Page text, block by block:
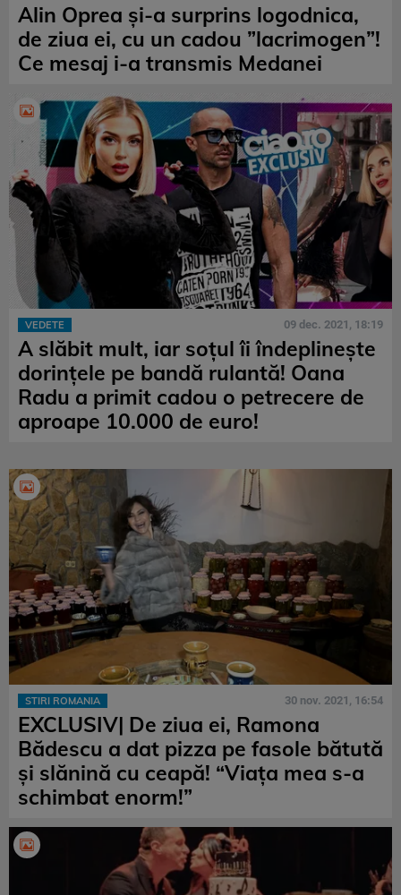
Alin Oprea și-a surprins logodnica,
de ziua ei, cu un cadou ”lacrimogen”!
Ce mesaj i-a transmis Medanei
VEDETE 09 dec. 2021, 18:19
A slăbit mult, iar soțul îi îndeplinește
dorințele pe bandă rulantă! Oana
Radu a primit cadou o petrecere de
aproape 10.000 de euro!
STIRI ROMANIA 30 nov. 2021, 16:54
EXCLUSIV| De ziua ei, Ramona
Bădescu a dat pizza pe fasole bătută
și slănină cu ceapă! “Viața mea s-a
schimbat enorm!”